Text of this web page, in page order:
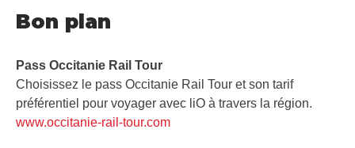
Bon plan
Pass Occitanie Rail Tour​
Choisissez le pass Occitanie Rail Tour et son tarif
préférentiel pour voyager avec liO à travers la région.
www.occitanie-rail-tour.com